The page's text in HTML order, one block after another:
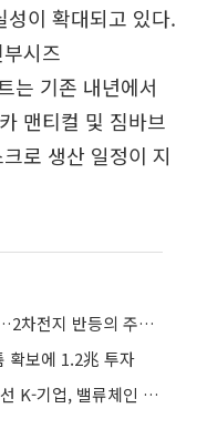
이 확대되고 있다.
시즈
는 기존 내년에서
맨티컬 및 짐바브
로 생산 일정이 지
ESS로 시작해 ‘이것’으로 완성된다…2차전지 반등의 주인공은?
확보에 1.2兆 투자
‘중국 그늘’ 벗어나자⋯광물 자립 나선 K-기업, 밸류체인 확보 총력전